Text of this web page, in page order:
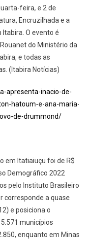
feira, e 2 de
Encruzilhada e a
Itabira. O evento é
do Ministério da
e todas as
(Itabira Notícias)
apresenta-inacio-de-
hatoum-e-ana-maria-
de-drummond/
em Itatiaiuçu foi de R$
Demográfico 2022
pelo Instituto Brasileiro
corresponde a quase
e posiciona o
municípios
enquanto em Minas